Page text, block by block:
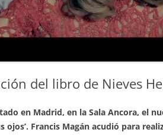
del libro de Nieves
en Madrid, en la Sala Ancora, el
ojos’. Francis Magán acudió para